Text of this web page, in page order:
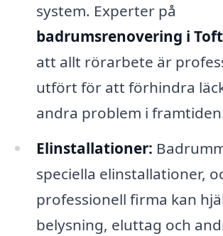
system. Experter på
badrumsrenovering i
att allt rörarbete är
utfört för att förhindra
andra problem i
Elinstallationer:
speciella elinstallationer,
professionell firma kan
belysning, eluttag och